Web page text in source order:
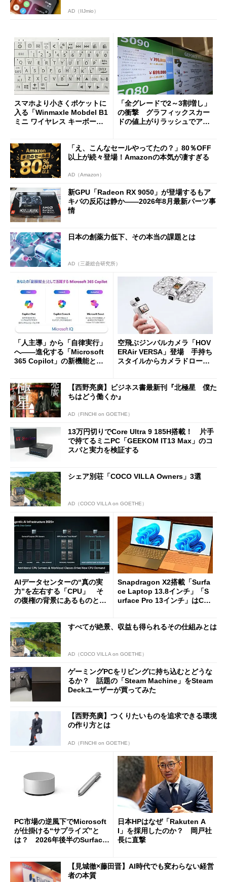
AD（IIJmio）
スマホより小さくポケットに
入る「Winmaxle Mobdel B1
ミニ ワイヤレス キーボー
「全グレードで2～3割増し」
の衝撃 グラフィックスカー
ドの値上がりラッシュでアキ
「え、こんなセールやってたの？」80％OFF
以上が続々登場！Amazonの本気が凄すぎる
AD（Amazon）
新GPU「Radeon RX 9050」が登場するもア
キバの反応は静か――2026年8月最新パーツ事
情
日本の創薬力低下、その本当の課題とは
AD（三菱総合研究所）
「人主導」から「自律実行」
へ――進化する「Microsoft
365 Copilot」の新機能とエ
空飛ぶジンバルカメラ「HOV
ERAir VERSA」登場 手持ち
スタイルからカメラドローン
【西野亮廣】ビジネス書最新刊『北極星 僕た
ちはどう働くか』
AD（FINCHI on GOETHE）
13万円切りでCore Ultra 9 185H搭載！ 片手
で持てるミニPC「GEEKOM IT13 Max」のコ
スパと実力を検証する
シェア別荘「COCO VILLA Owners」3選
AD（COCO VILLA on GOETHE）
AIデータセンターの“真の実
力”を左右する「CPU」 そ
の復権の背景にあるものと
Snapdragon X2搭載「Surfa
ce Laptop 13.8インチ」「S
urface Pro 13インチ」はCop
た
すべてが絶景、収益も得られるその仕組みとは
AD（COCO VILLA on GOETHE）
ゲーミングPCをリビングに持ち込むとどうな
るか？ 話題の「Steam Machine」をSteam
Deckユーザーが買ってみた
【西野亮廣】つくりたいものを追求できる環境
の作り方とは
AD（FINCHI on GOETHE）
PC市場の逆風下でMicrosoft
が仕掛ける“サプライズ”と
は？ 2026年後半のSurface
日本HPはなぜ「Rakuten A
I」を採用したのか？ 岡戸社
長に直撃
【見城徹×藤田晋】AI時代でも変わらない経営
者の本質